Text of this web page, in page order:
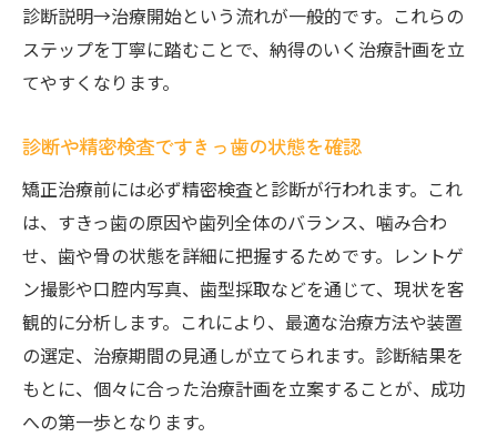
診断説明→治療開始という流れが一般的です。これらの
ステップを丁寧に踏むことで、納得のいく治療計画を立
てやすくなります。
診断や精密検査ですきっ歯の状態を確認
矯正治療前には必ず精密検査と診断が行われます。これ
は、すきっ歯の原因や歯列全体のバランス、噛み合わ
せ、歯や骨の状態を詳細に把握するためです。レントゲ
ン撮影や口腔内写真、歯型採取などを通じて、現状を客
観的に分析します。これにより、最適な治療方法や装置
の選定、治療期間の見通しが立てられます。診断結果を
もとに、個々に合った治療計画を立案することが、成功
への第一歩となります。